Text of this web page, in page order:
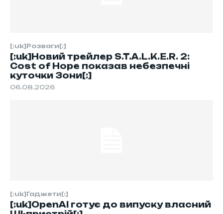
[:uk]Розваги[:]
[:uk]Новий трейлер S.T.A.L.K.E.R. 2:
Cost of Hope показав небезпечні
куточки Зони[:]
06.08.2026
[:uk]Гаджети[:]
[:uk]OpenAI готує до випуску власний